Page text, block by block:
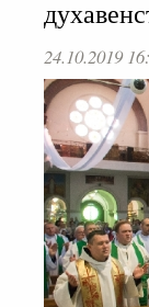
24.10.2019